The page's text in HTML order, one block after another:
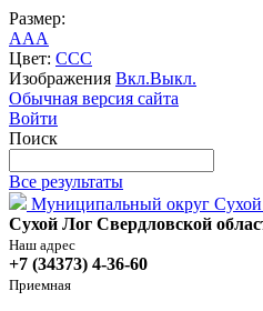
Размер:
AAA
Цвет: CCC
Изображения Вкл.Выкл.
Обычная версия сайта
Войти
Поиск
Все результаты
Муниципальный округ
Сухой Лог Свердловской
Наш адрес
+7 (34373) 4-36-60
Приемная